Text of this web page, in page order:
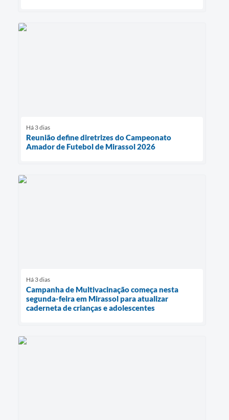
Há 3 dias
Reunião define diretrizes do Campeonato
Amador de Futebol de Mirassol 2026
Há 3 dias
Campanha de Multivacinação começa nesta
segunda-feira em Mirassol para atualizar
caderneta de crianças e adolescentes